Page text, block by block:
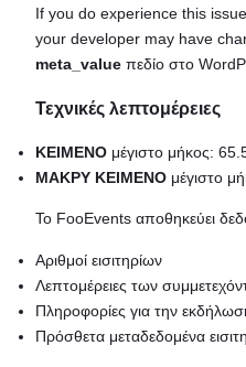
If you do experience this
your developer may have
meta_value πεδίο στο
Τεχνικές λεπτομέρειες
ΚΕΙΜΕΝΟ μέγιστο μήκος:
ΜΑΚΡΥ ΚΕΙΜΕΝΟ μέγιστο
Το FooEvents αποθηκεύει
Αριθμοί εισιτηρίων
Λεπτομέρειες των
Πληροφορίες για την
Πρόσθετα μεταδεδομένα